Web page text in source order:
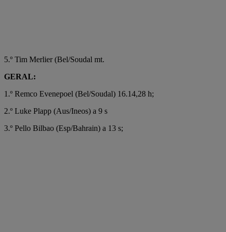
5.º Tim Merlier (Bel/Soudal mt.
GERAL:
1.º Remco Evenepoel (Bel/Soudal) 16.14,28 h;
2.º Luke Plapp (Aus/Ineos) a 9 s
3.º Pello Bilbao (Esp/Bahrain) a 13 s;